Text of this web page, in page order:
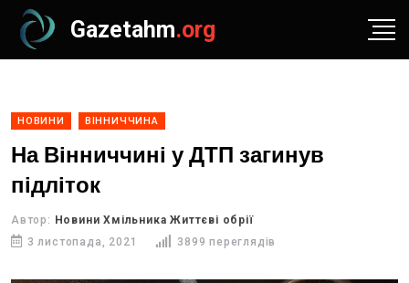
Gazetahm.org
НОВИНИ ВІННИЧЧИНА
На Вінниччині у ДТП загинув
підліток
Автор: Новини Хмільника Життєві обрії
3 листопада, 2021
3899 переглядів